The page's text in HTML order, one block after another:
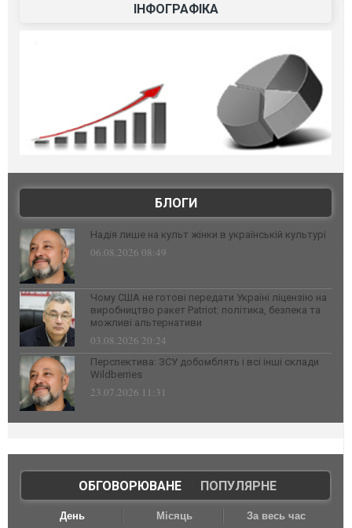
ІНФОГРАФІКА
БЛОГИ
Надія лише на культ жінки в українській культурі
06.08.2026 08:49
Чому США не готові передати Україні ліцензію на
виробництво ракет Patriot: політика, безпека та
можливі альтернативи
03.08.2026 20:24
Перспектива: ЗСУ добомблять і всі інші склади
Wildberries
23.07.2026 11:31
ОБГОВОРЮВАНЕ| ПОПУЛЯРНЕ
День Місяць За весь час